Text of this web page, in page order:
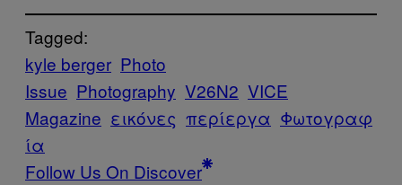
Tagged:
kyle berger Photo
Issue Photography V26N2 VICE
Magazine εικόνες περίεργα Φωτογραφ
ία
Follow Us On Discover